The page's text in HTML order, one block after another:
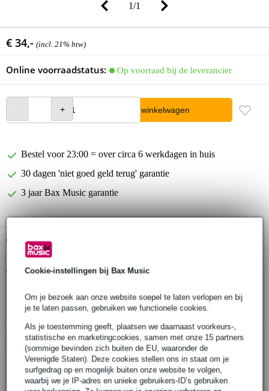
Cookie-instellingen bij Bax Music
Om je bezoek aan onze website soepel te laten verlopen en bij
je te laten passen, gebruiken we functionele cookies.
Als je toestemming geeft, plaatsen we daarnaast voorkeurs-,
statistische en marketingcookies, samen met onze 15 partners
(sommige bevinden zich buiten de EU, waaronder de
Verenigde Staten). Deze cookies stellen ons in staat om je
surfgedrag op en mogelijk buiten onze website te volgen,
waarbij we je IP-adres en unieke gebruikers-ID’s gebruiken
1/1
€ 34,- (incl. 21% btw)
Online voorraadstatus: Op voorraad bij de leverancier
In winkelwagen
Bestel voor 23:00 = over circa 6 werkdagen in huis
30 dagen 'niet goed geld terug' garantie
3 jaar Bax Music garantie
Gratis ophalen in de winkel
Twijfel je of deKlotz B4PP1-0100 Neutrik jack 3p - jack 3p
Start de check
Productinformatie
duurzame en nauwkeurige gebalanceerde kabel
zeer flexibele mantel